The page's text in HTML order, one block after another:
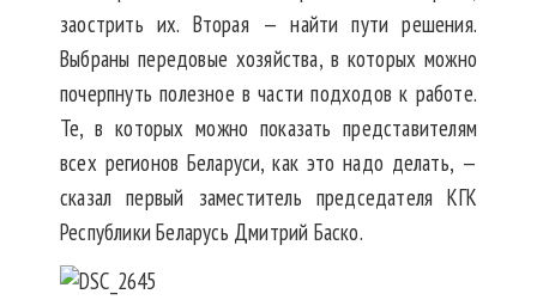
заострить их. Вторая — найти пути решения.
Выбраны передовые хозяйства, в которых можно
почерпнуть полезное в части подходов к работе.
Те, в которых можно показать представителям
всех регионов Беларуси, как это надо делать, —
сказал первый заместитель председателя КГК
Республики Беларусь Дмитрий Баско.